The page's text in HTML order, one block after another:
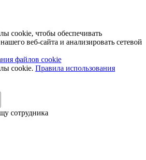
cookie, чтобы обеспечивать
веб-сайта и анализировать сетевой
файлов cookie
cookie. Правила использования
сотрудника